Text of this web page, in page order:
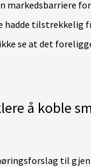
markedsbarriere
hadde tilstrekkelig
se at det
å koble
til